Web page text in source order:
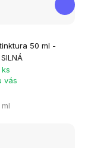
50 ml -
vás